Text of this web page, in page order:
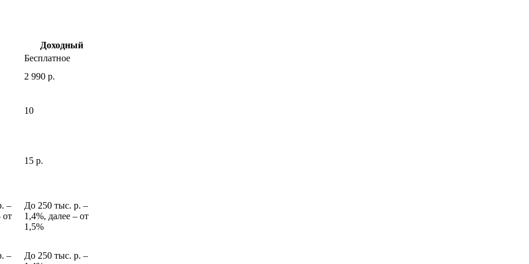
Доходный
Бесплатное
2 990 р.
10
15 р.
‒
от
До 250 тыс. р. ‒
1,4%, далее ‒ от
1,5%
‒
До 250 тыс. р. ‒